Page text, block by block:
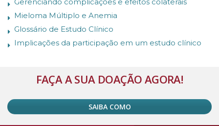
Mieloma Múltiplo e Anemia
Glossário de Estudo Clínico
Implicações da participação em um estudo clínico
FAÇA A SUA DOAÇÃO AGORA!
SAIBA COMO